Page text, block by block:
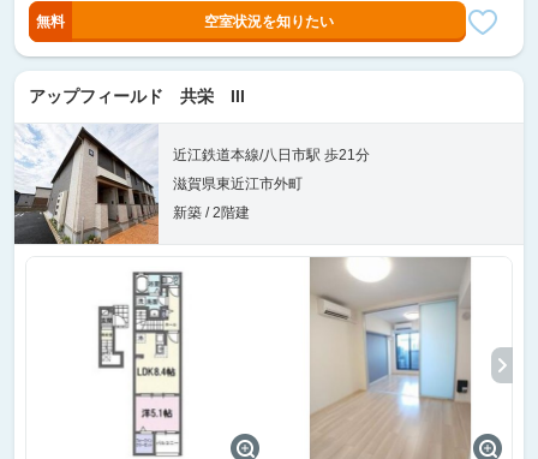
無料 空室状況を知りたい
アップフィールド 共栄 III
近江鉄道本線/八日市駅 歩21分
滋賀県東近江市外町
新築 / 2階建